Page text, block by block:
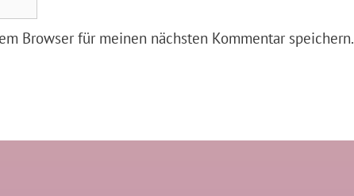
Browser für meinen nächsten Kommentar speichern.